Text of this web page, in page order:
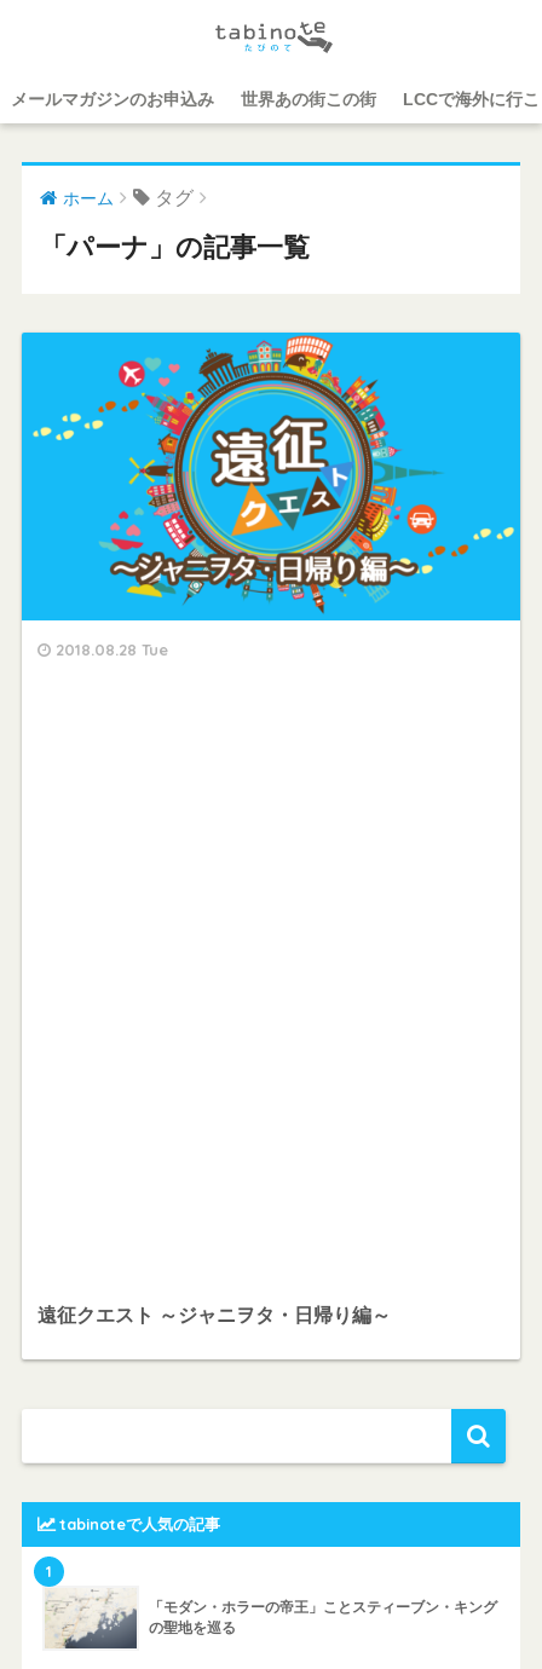
メールマガジンのお申込み 世界あの街この街 LCCで海外に行
ホーム タグ
「パーナ」の記事一覧
2018.08.28 Tue
遠征クエスト ～ジャニヲタ・日帰り編～
tabinoteで人気の記事
1
「モダン・ホラーの帝王」ことスティーブン・キング
の聖地を巡る